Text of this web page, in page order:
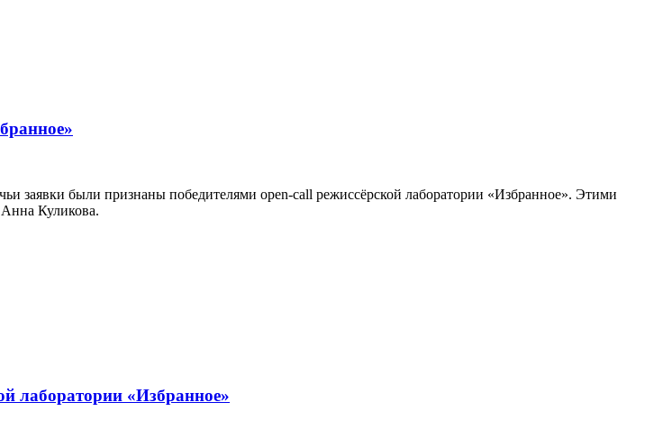
заявки были признаны победителями open-call режиссёрской лаборатории «Избранное». Этими
Куликова.
лаборатории «Избранное»